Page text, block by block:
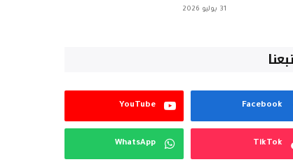
31 يوليو 2026
Facebook
YouTube
TikTok
WhatsApp